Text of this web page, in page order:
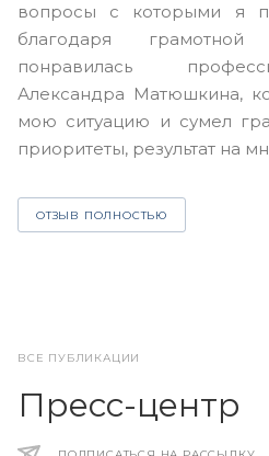
вопросы с которыми я
благодаря
понравилась
Александра Матюшкина,
мою ситуацию и сумел
приоритеты, результат на
ОТЗЫВ ПОЛНОСТЬЮ
ВСЕ ПУБЛИКАЦИИ
Пресс-центр